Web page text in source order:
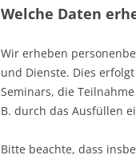
Welche Daten
Wir erheben
und Dienste. Dies
Seminars, die
B. durch das Ausfüllen
Bitte beachte, dass